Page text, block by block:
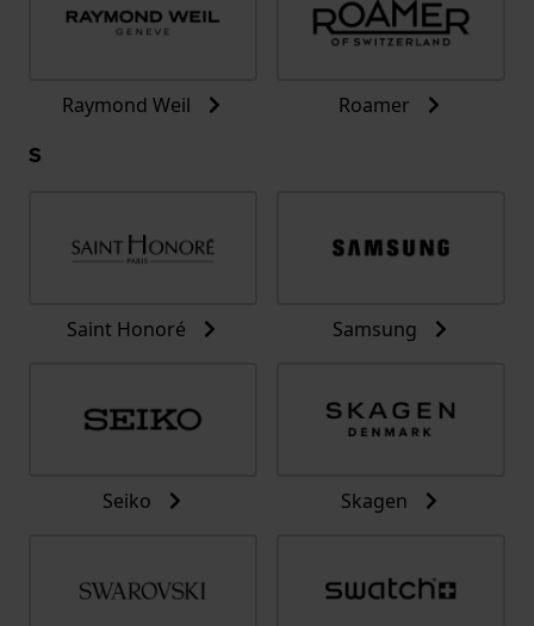
Raymond Weil Roamer
S
Saint Honoré Samsung
Seiko Skagen